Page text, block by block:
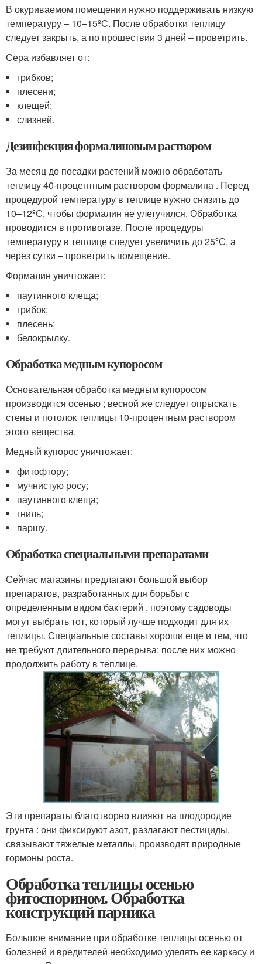
В окуриваемом помещении нужно поддерживать низкую
температуру – 10–15ºС. После обработки теплицу
следует закрыть, а по прошествии 3 дней – проветрить.
Сера избавляет от:
грибков;
плесени;
клещей;
слизней.
Дезинфекция формалиновым раствором
За месяц до посадки растений можно обработать
теплицу 40-процентным раствором формалина . Перед
процедурой температуру в теплице нужно снизить до
10–12ºС, чтобы формалин не улетучился. Обработка
проводится в противогазе. После процедуры
температуру в теплице следует увеличить до 25ºС, а
через сутки – проветрить помещение.
Формалин уничтожает:
паутинного клеща;
грибок;
плесень;
белокрылку.
Обработка медным купоросом
Основательная обработка медным купоросом
производится осенью ; весной же следует опрыскать
стены и потолок теплицы 10-процентным раствором
этого вещества.
Медный купорос уничтожает:
фитофтору;
мучнистую росу;
паутинного клеща;
гниль;
паршу.
Обработка специальными препаратами
Сейчас магазины предлагают большой выбор
препаратов, разработанных для борьбы с
определенным видом бактерий , поэтому садоводы
могут выбрать тот, который лучше подходит для их
теплицы. Специальные составы хороши еще и тем, что
не требуют длительного перерыва: после них можно
продолжить работу в теплице.
Эти препараты благотворно влияют на плодородие
грунта : они фиксируют азот, разлагают пестициды,
связывают тяжелые металлы, производят природные
гормоны роста.
Обработка теплицы осенью
фитоспорином. Обработка
конструкций парника
Большое внимание при обработке теплицы осенью от
болезней и вредителей необходимо уделять ее каркасу и